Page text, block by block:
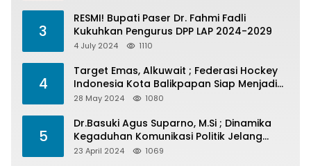
3
RESMI! Bupati Paser Dr. Fahmi Fadli
Kukuhkan Pengurus DPP LAP 2024-2029
4 July 2024 1110
4
Target Emas, Alkuwait ; Federasi Hockey
Indonesia Kota Balikpapan Siap Menjadi
Barometer Prestasi Di Kaltim
28 May 2024 1080
5
Dr.Basuki Agus Suparno, M.Si ; Dinamika
Kegaduhan Komunikasi Politik Jelang
Pesta Politik 2024
23 April 2024 1069